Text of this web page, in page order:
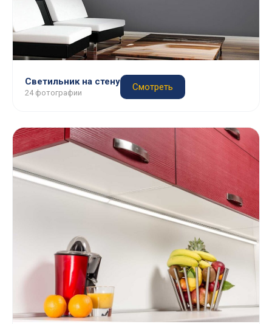
Светильник на стену
24 фотографии
Смотреть